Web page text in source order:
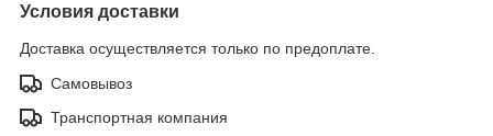
Условия доставки
Доставка осуществляется только по предоплате.
Самовывоз
Транспортная компания